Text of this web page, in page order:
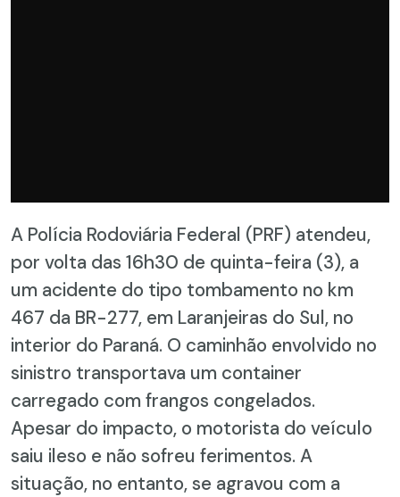
A Polícia Rodoviária Federal (PRF) atendeu,
por volta das 16h30 de quinta-feira (3), a
um acidente do tipo tombamento no km
467 da BR-277, em Laranjeiras do Sul, no
interior do Paraná. O caminhão envolvido no
sinistro transportava um container
carregado com frangos congelados.
Apesar do impacto, o motorista do veículo
saiu ileso e não sofreu ferimentos. A
situação, no entanto, se agravou com a